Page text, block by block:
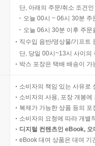
단, 아래의 주문/취소 조건
오늘 00시 ~ 06시 30분
오늘 06시 30분 이후 주
직수입 음반/영상물/기프트
단, 당일 00시~13시 사이의
박스 포장은 택배 배송이
소비자의 책임 있는 사유로
소비자의 사용, 포장 개봉
복제가 가능한 상품 등의
소비자의 요청에 따라 개별
디지털 컨텐츠인 eBook,
eBook 대여 상품은 대여 기